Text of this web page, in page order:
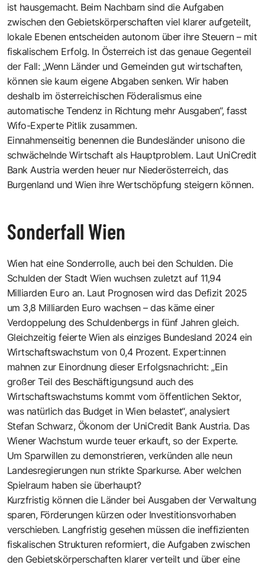
ist hausgemacht. Beim Nachbarn sind die Aufgaben
zwischen den Gebietskörperschaften viel klarer aufgeteilt,
lokale Ebenen entscheiden autonom über ihre Steuern – mit
fiskalischem Erfolg. In Österreich ist das genaue Gegenteil
der Fall: „Wenn Länder und Gemeinden gut wirtschaften,
können sie kaum eigene Abgaben senken. Wir haben
deshalb im österreichischen Föderalismus eine
automatische Tendenz in Richtung mehr Ausgaben“, fasst
Wifo-Experte Pitlik zusammen.
Einnahmenseitig benennen die Bundesländer unisono die
schwächelnde Wirtschaft als Hauptproblem. Laut UniCredit
Bank Austria werden heuer nur Niederösterreich, das
Burgenland und Wien ihre Wertschöpfung steigern können.
Sonderfall Wien
Wien hat eine Sonderrolle, auch bei den Schulden. Die
Schulden der Stadt Wien wuchsen zuletzt auf 11,94
Milliarden Euro an. Laut Prognosen wird das Defizit 2025
um 3,8 Milliarden Euro wachsen – das käme einer
Verdoppelung des Schuldenbergs in fünf Jahren gleich.
Gleichzeitig feierte Wien als einziges Bundesland 2024 ein
Wirtschaftswachstum von 0,4 Prozent. Expert:innen
mahnen zur Einordnung dieser Erfolgsnachricht: „Ein
großer Teil des Beschäftigungsund auch des
Wirtschaftswachstums kommt vom öffentlichen Sektor,
was natürlich das Budget in Wien belastet“, analysiert
Stefan Schwarz, Ökonom der UniCredit Bank Austria. Das
Wiener Wachstum wurde teuer erkauft, so der Experte.
Um Sparwillen zu demonstrieren, verkünden alle neun
Landesregierungen nun strikte Sparkurse. Aber welchen
Spielraum haben sie überhaupt?
Kurzfristig können die Länder bei Ausgaben der Verwaltung
sparen, Förderungen kürzen oder Investitionsvorhaben
verschieben. Langfristig gesehen müssen die ineffizienten
fiskalischen Strukturen reformiert, die Aufgaben zwischen
den Gebietskörperschaften klarer verteilt und über eine